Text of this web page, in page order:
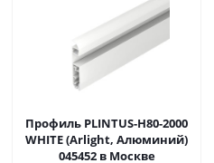
Профиль PLINTUS-H80-2000
WHITE (Arlight, Алюминий)
045452 в Москве